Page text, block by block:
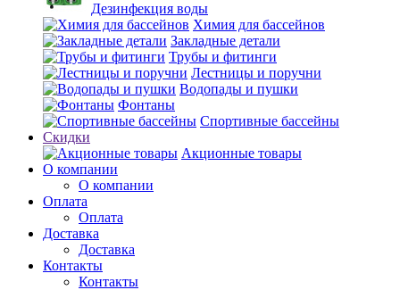
Дезинфекция воды
Химия для бассейнов
Закладные детали
Трубы и фитинги
Лестницы и поручни
Водопады и пушки
Фонтаны
Спортивные бассейны
Скидки
Акционные товары
О компании
О компании
Оплата
Оплата
Доставка
Доставка
Контакты
Контакты